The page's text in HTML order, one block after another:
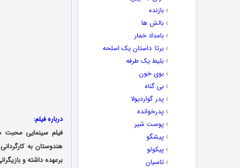
بازنده
بالش ها
بامداد خمار
برتا: داستان یک اسلحه
بلیط یک‌‌ طرفه
بوی خون
بی گناه
پدر گواردیولا
پدرخوانده
پوست شیر
پیشگو
پیکولو
تاسیان
درباره فیلم:
فیلم سینمایی محبت
برعهده داشته و